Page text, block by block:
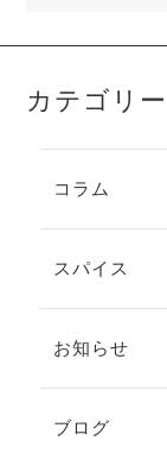
カテゴリー
コラム
スパイス
お知らせ
ブログ